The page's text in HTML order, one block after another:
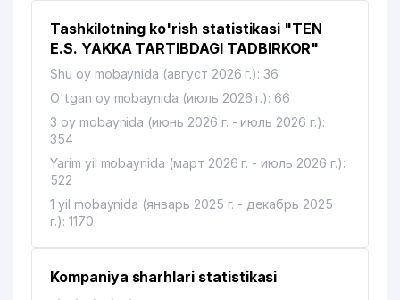
11 AL-DARHON MChJ 679 м
13 DATEX SYSTEMS MChJ
14 EVENTUS SERVICE GROUP MChJ 707 м
15 SERGEY ESENIN MUZEYI 778 м
16
TOSHKENT VILOYATI DAVLAT
BOJXONA BOSHQARMASI
791 м
MIRZAKALON ISMOILIY MAHALLA
QO'MITASI
Tashkilotning ko'rish statistikasi "TEN
E.S. YAKKA TARTIBDAGI TADBIRKOR"
Shu oy mobaynida (август 2026 г.): 36
O'tgan oy mobaynida (июль 2026 г.): 66
3 oy mobaynida (июнь 2026 г. - июль 2026 г.):
354
Yarim yil mobaynida (март 2026 г. - июль 2026 г.):
522
1 yil mobaynida (январь 2025 г. - декабрь 2025
г.): 1170
Kompaniya sharhlari statistikasi